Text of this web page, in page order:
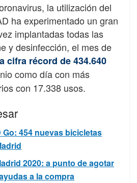
la utilización del
ha experimentado un gran
implantadas todas las
y desinfección, el mes de
cifra récord de 434.640
como día con más
con 17.338 usos.
Go: 454 nuevas bicicletas
2020: a punto de agotar
a la compra